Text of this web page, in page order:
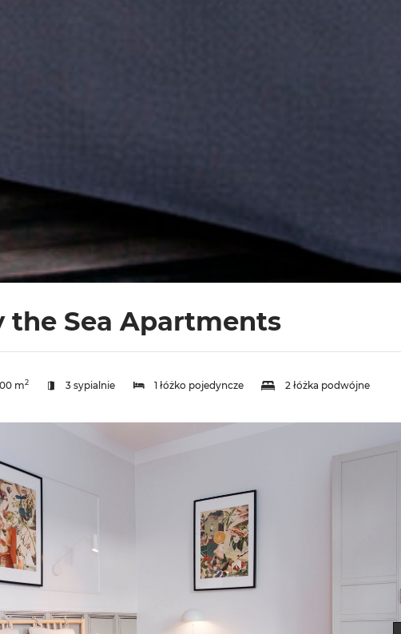
the Sea Apartments
m2 3 sypialnie 1 łóżko pojedyncze 2 łóżka podwójne